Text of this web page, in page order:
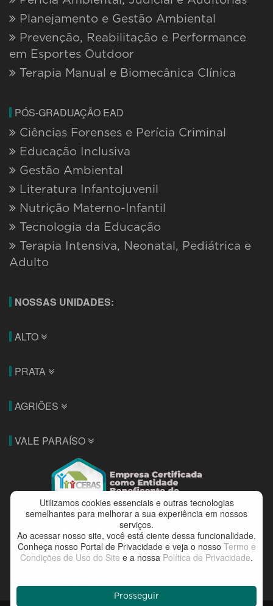
Planejamento e Gestão Ambiental
Prevenção, Reabilitação e Performance
em Esportes Outdoor
Terapia Manual e Biomecânica Clínica
PÓS-GRADUAÇÃO EAD
Ciências Forenses e Perícia Criminal
Educação Inclusiva
Gestão Ambiental
Literatura Infantojuvenil
Nutrição Materno-Infantil
Tecnologia da Educação
Terapia Intensiva, Neonatal, Pediátrica e
Adulto
NOSSAS UNIDADES:
ALTO
PRATA
AGRIÕES
VALE PARAÍSO
Utilizamos cookies essenciais e outras tecnologias
semelhantes para melhorar a sua experiência em nossos
serviços.
Ao acessar nosso site, você está ciente dessa funcionalidade.
Conheça nosso Portal de Privacidade e veja o nosso Termo e
Condições de Uso do Site e a nossa Política de Privacidade.
Prosseguir